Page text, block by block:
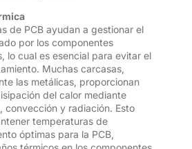
de PCB ayudan a gestionar el
por los componentes
lo cual es esencial para evitar el
Muchas carcasas,
las metálicas, proporcionan
del calor mediante
convección y radiación. Esto
temperaturas de
óptimas para la PCB,